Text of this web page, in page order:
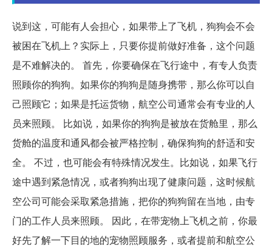
说到这，可能有人会担心，如果带上了飞机，狗狗会不会
被困在飞机上？实际上，只要你提前做好准备，这个问题
是不难解决的。 首先，你要确保在飞行途中，有专人负责
照顾你的狗狗。如果你的狗狗是随身携带，那么你可以自
己照顾它；如果是托运货物，航空公司通常会有专业的人
员来照顾。 比如说，如果你的狗狗是被放在货舱里，那么
货舱的温度和通风都会被严格控制，确保狗狗的舒适和安
全。 不过，也可能会有特殊情况发生。比如说，如果飞行
途中遇到紧急情况，或者狗狗出现了健康问题，这时候航
空公司可能会采取紧急措施，把你的狗狗留在当地，由专
门的工作人员来照顾。 因此，在带宠物上飞机之前，你最
好先了解一下目的地的宠物照顾服务，或者提前和航空公